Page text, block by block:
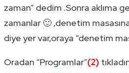
zaman” dedim .Sonra aklıma
zamanlar 🙂 ,denetim
diye yer var,oraya “denetim
Oradan “Programlar”(2)